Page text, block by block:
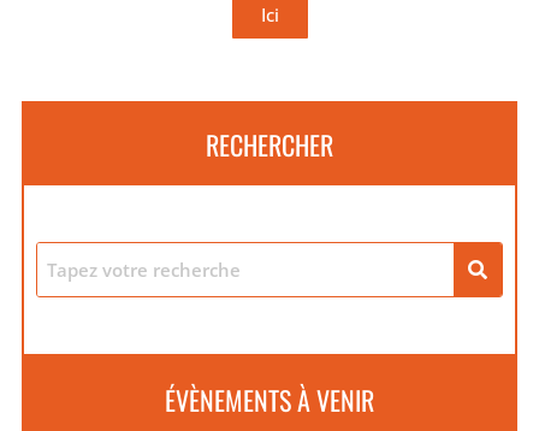
Ici
RECHERCHER
ÉVÈNEMENTS À VENIR